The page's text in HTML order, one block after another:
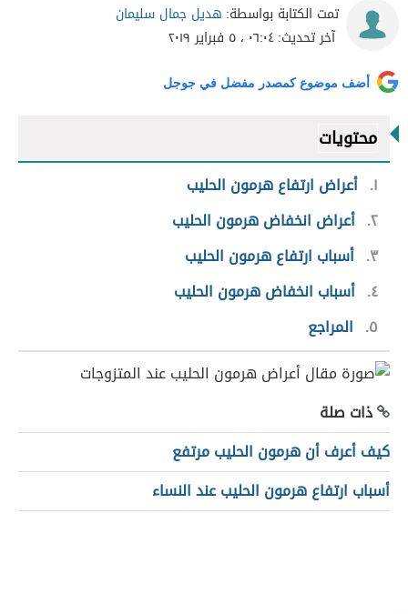
تمت الكتابة بواسطة: هديل جمال سليمان
آخر تحديث:٠٦:٠٤ ، ٥ فبراير ٢٠١٩
أضف موضوع كمصدر مفضل في جوجل
محتويات
١ أعراض ارتفاع هرمون الحليب
٢ أعراض انخفاض هرمون الحليب
٣ أسباب ارتفاع هرمون الحليب
٤ أسباب انخفاض هرمون الحليب
٥
المراجع
ذات صلة
كيف أعرف أن هرمون الحليب مرتفع
أسباب ارتفاع هرمون الحليب عند النساء